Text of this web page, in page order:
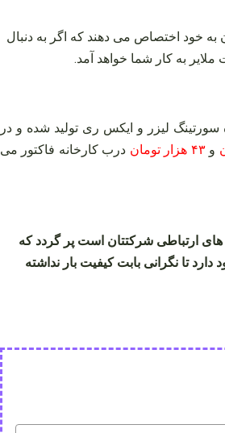
خود اختصاص می دهند که اگر به دنبال
به کار شما خواهد آمد.
لیزر و ایکس ری تولید شده و در
و۴۳ هزار تومان
درب کارخانه فاکتور می
های ارتباطی شرکتتان است پر گردد که
تا نگرانی بابت کیفیت بار نداشته